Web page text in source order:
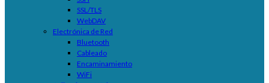
SSL/TLS
WebDAV
Electrónica de Red
Bluetooth
Cableado
Encaminamiento
WiFi